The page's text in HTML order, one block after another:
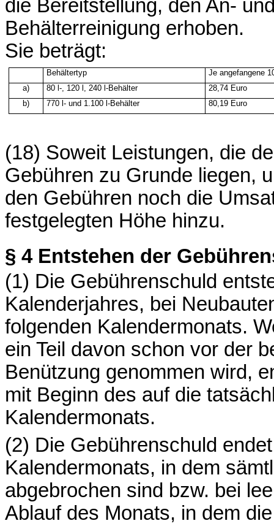
die Bereitstellung, den An-
Behälterreinigung erhoben.
Sie beträgt:
Behältertyp
Je angefangene
a)
80 l-, 120 l, 240 l-Behälter
28,74 Euro
b)
770 l- und 1.100 l-Behälter 80,19 Euro
(18) Soweit Leistungen, die
Gebühren zu Grunde liegen,
den Gebühren noch die
festgelegten Höhe hinzu.
§ 4 Entstehen der
(1) Die Gebührenschuld
Kalenderjahres, bei
folgenden Kalendermonats.
ein Teil davon schon vor der
Benützung genommen wird,
mit Beginn des auf die
Kalendermonats.
(2) Die Gebührenschuld
Kalendermonats, in dem
abgebrochen sind bzw. bei
Ablauf des Monats, in dem